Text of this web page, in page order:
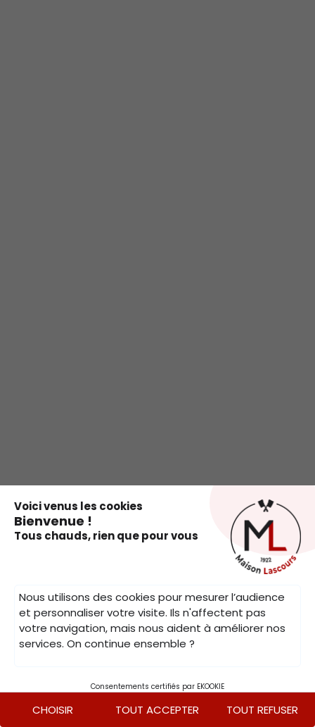
Voici venus les cookies
Bienvenue !
Tous chauds, rien que pour vous
Nous utilisons des cookies pour mesurer l’audience
et personnaliser votre visite. Ils n'affectent pas
votre navigation, mais nous aident à améliorer nos
services. On continue ensemble ?
Consentements certifiés par EKOOKIE
CHOISIR TOUT ACCEPTER TOUT REFUSER